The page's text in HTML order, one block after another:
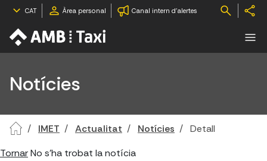
CAT Àrea personal Canal intern d'alertes
Notícies
IMET Actualitat Notícies
Detall
TornarNo s'ha trobat la notícia